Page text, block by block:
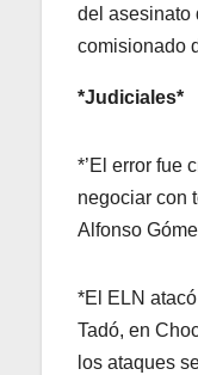
del asesinato
comisionado
*Judiciales*
*’El error fue
negociar con
Alfonso
*El ELN
Tadó, en
los ataques